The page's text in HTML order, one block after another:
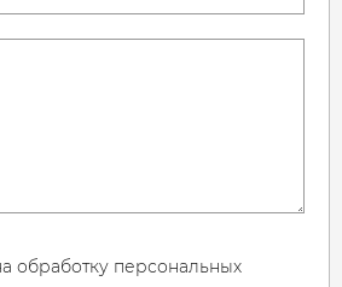
обработку персональных